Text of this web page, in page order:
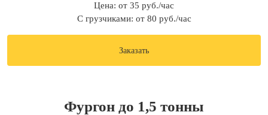
Цена: от 35 руб./час
С грузчиками: от 80 руб./час
Заказать
Фургон до 1,5 тонны